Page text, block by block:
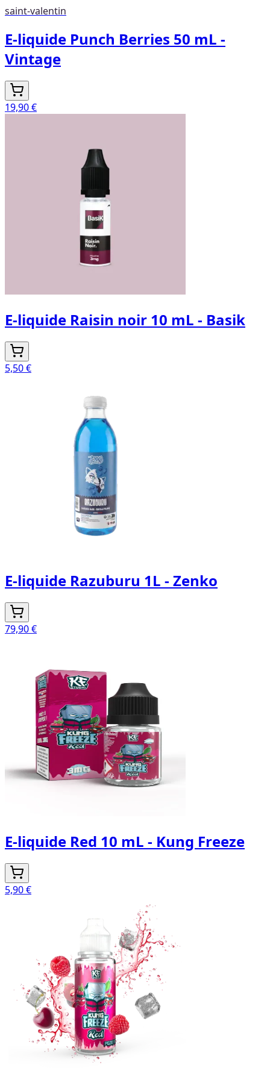
saint-valentin
E-liquide Punch Berries 50 mL -
Vintage
19,90 €
E-liquide Raisin noir 10 mL - Basik
5,50 €
E-liquide Razuburu 1L - Zenko
79,90 €
E-liquide Red 10 mL - Kung Freeze
5,90 €